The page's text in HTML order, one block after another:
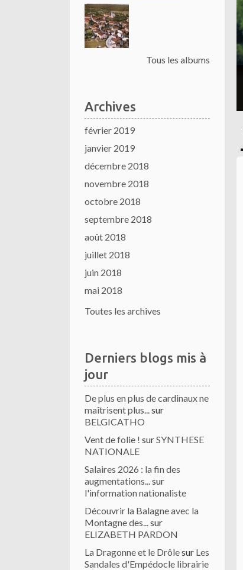
Tous les albums
Archives
février 2019
janvier 2019
décembre 2018
novembre 2018
octobre 2018
septembre 2018
août 2018
juillet 2018
juin 2018
mai 2018
Toutes les archives
Derniers blogs mis à
jour
De plus en plus de cardinaux ne
maîtrisent plus...sur
BELGICATHO
Vent de folie ! surSYNTHESE
NATIONALE
Salaires 2026 : la fin des
augmentations...sur
l'information nationaliste
Découvrir la Balagne avec la
Montagne des...sur
ELIZABETH PARDON
La Dragonne et le Drôlesur Les
Sandales d'Empédocle librairie